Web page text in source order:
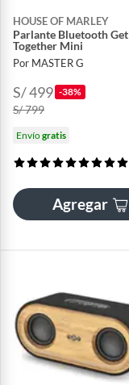
HOUSE OF MARLEY
Parlante Bluetooth Get
Together Mini
Por MASTER G
S/ 499 -38%
S/ 799
Envíogratis
Agregar